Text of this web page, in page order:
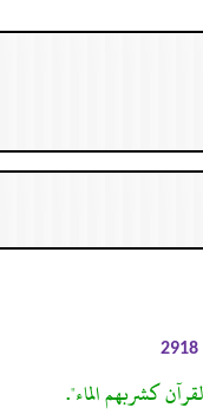
2918
كشربهم الماء".